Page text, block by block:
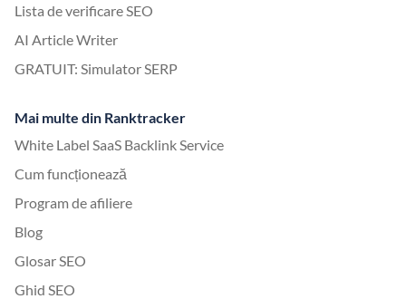
Lista de verificare SEO
AI Article Writer
GRATUIT: Simulator SERP
Mai multe din Ranktracker
White Label SaaS Backlink Service
Cum funcționează
Program de afiliere
Blog
Glosar SEO
Ghid SEO